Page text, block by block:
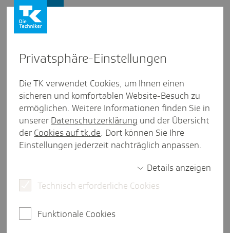
Ände­rung der Bank­ver­bin­dung
Wenn Sie als Vertriebspartner eine neue
weniger als eine Minute Lesezeit
Services Downloads
Download deutsch:
(PDF, 233kB)
Privat­sphäre-Einstel­lungen
Die TK verwendet Cookies, um Ihnen einen
sicheren und komfortablen Website-Besuch zu
ermöglichen. Weitere Informationen finden Sie in
unserer Datenschutzerklärung und der Übersicht
der Cookies auf tk.de. Dort können Sie Ihre
Einstellungen jederzeit nachträglich anpassen.
Details anzeigen
Technisch erforderliche Cookies
Funktionale Cookies